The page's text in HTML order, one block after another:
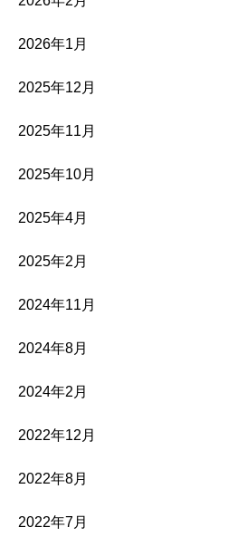
2026年1月
2025年12月
2025年11月
2025年10月
2025年4月
2025年2月
2024年11月
2024年8月
2024年2月
2022年12月
2022年8月
2022年7月